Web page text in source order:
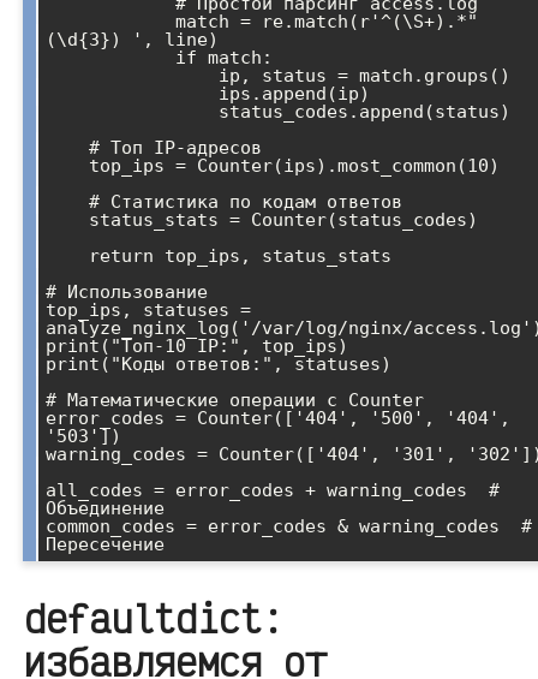
(\d{3}) ', line)
# Использование
top_ips, statuses =
analyze_nginx_log('/var/log/nginx/
print("Топ-10 IP:", top_ips)
print("Коды ответов:", statuses)
# Математические операции с Counter
error_codes = Counter(['404', '500', '404',
'503'])
warning_codes = Counter(['404', '301',
all_codes = error_codes + warning_codes  #
Объединение
common_codes = error_codes & warning_codes  #
defaultdict:
избавляемся от